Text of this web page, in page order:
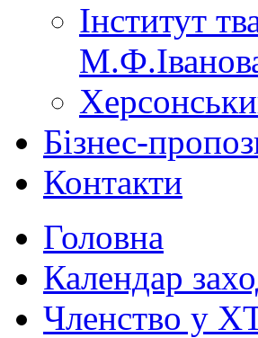
Інститут
Бізнес-
Контакти
Головна
Календар
Членство у